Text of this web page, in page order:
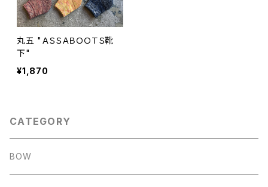
丸五 "ＡＳＳＡＢＯＯＴＳ靴
下"
¥1,870
CATEGORY
BOW